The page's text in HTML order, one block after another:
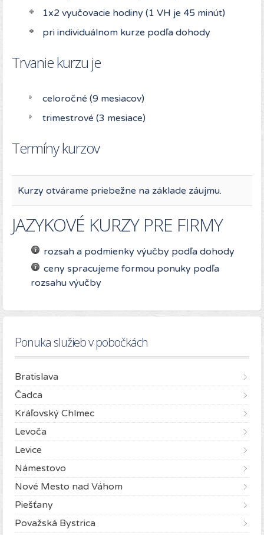
1x2 vyučovacie hodiny (1 VH je 45 minút)
pri individuálnom kurze podľa dohody
Trvanie kurzu je
celoročné (9 mesiacov)
trimestrové (3 mesiace)
Termíny kurzov
Kurzy otvárame priebežne na základe záujmu.
JAZYKOVÉ KURZY PRE FIRMY
rozsah a podmienky výučby podľa dohody
ceny spracujeme formou ponuky podľa
rozsahu výučby
Ponuka služieb v pobočkách
Bratislava
Čadca
Kráľovský Chlmec
Levoča
Levice
Námestovo
Nové Mesto nad Váhom
Piešťany
Považská Bystrica